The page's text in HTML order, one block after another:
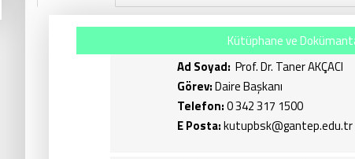
Kütüphane ve
Ad Soyad: Prof. Dr. Taner AKÇACI
Görev:Daire Başkanı
Telefon:0 342 317 1500
E Posta:kutupbsk@gantep.edu.tr